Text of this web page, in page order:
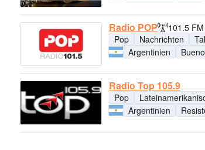
Radio POP
101.5 FM
Pop
Nachrichten
Argentinien
Radio Top 105.9
Pop
Argentinien